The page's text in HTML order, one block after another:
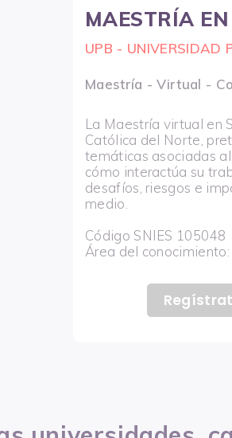
MAESTRÍA
UPB - UNIVERSIDAD
Maestría - Virtual -
La Maestría virtual en
Católica del Norte,
temáticas asociadas
cómo interactúa su
desafíos, riesgos e
medio.
Código SNIES 105048
Área del